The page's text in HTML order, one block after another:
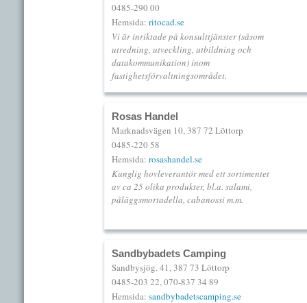
0485-290 00
Hemsida: ritocad.se
Vi är inriktade på konsulttjänster (såsom
utredning, utveckling, utbildning och
datakommunikation) inom
fastighetsförvaltningsområdet.
Rosas Handel
Marknadsvägen 10, 387 72 Löttorp
0485-220 58
Hemsida: rosashandel.se
Kunglig hovleverantör med ett sortimentet
av ca 25 olika produkter, bl.a. salami,
påläggsmortadella, cabanossi m.m.
Sandbybadets Camping
Sandbysjög. 41, 387 73 Löttorp
0485-203 22, 070-837 34 89
Hemsida: sandbybadetscamping.se